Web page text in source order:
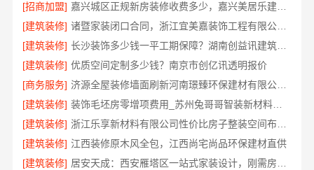
[招商加盟]
嘉兴城区正规新房装修收费多少，嘉兴美居乐建材科技有限公司透明清单
[建筑装修]
诸暨家装闭口合同，浙江宜美嘉装饰工程有限公司让您装修无忧
[建筑装修]
长沙装饰多少钱一平工期保障？湖南创益讯建筑有限公司答
[建筑装修] 优质空间定制多少钱？南京市创亿讯透明报价
[商务服务]
济源全屋装修墙面刷新河南璟臻环保建材有限公司环保材料
[建筑装修]
装饰毛坯房零增项费用_苏州兔哥哥智装新材料有限公司
[建筑装修]
浙江乐享新材料有限公司性价比房子整装空间布局上门服务
[建筑装修] 江西装修原木风全包，江西尚宅尚品环保建材直供
[建筑装修]